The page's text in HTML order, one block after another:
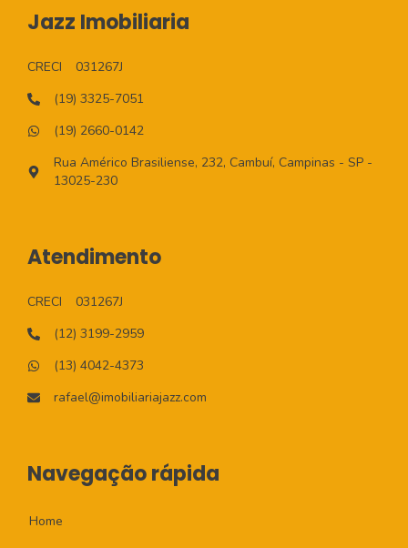
Jazz Imobiliaria
CRECI
031267J
(19) 3325-7051
(19) 2660-0142
Rua Américo Brasiliense, 232, Cambuí, Campinas - SP -
13025-230
Atendimento
CRECI
031267J
(12) 3199-2959
(13) 4042-4373
rafael@imobiliariajazz.com
Navegação rápida
Home